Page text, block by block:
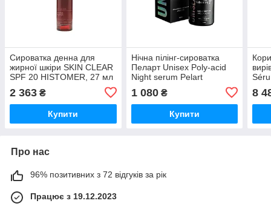
Сироватка денна для
жирної шкіри SKIN CLEAR
SPF 20 HISTOMER, 27 мл
2 363 ₴
Купити
Нічна пілінг-сироватка
Пеларт Unisex Poly-acid
Night serum Pelart
1 080₴
Купити
мл
8
Про нас
96% позитивних з 72 відгуків за рік
Працює з 19.12.2023